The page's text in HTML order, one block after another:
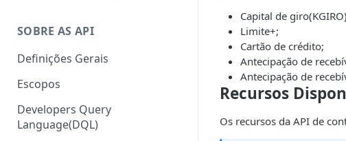
SOBRE AS API
Definições Gerais
Escopos
Developers Query
Language(DQL)
Capital de
Limite+;
Cartão de crédito;
Antecipação de
Antecipação de
Recursos
Os recursos da API de